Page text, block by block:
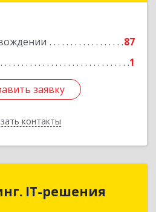
87
1
заявку
контакты
заявку
Назад
IT-решения
IT-решения